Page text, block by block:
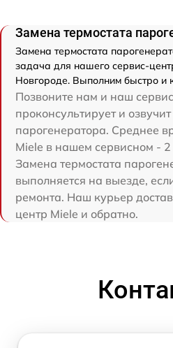
Замена термостата
Замена термостата
задача для нашего сервис-
Новгороде. Выполним быстро и
Позвоните нам и наш
проконсультирует и
парогенератора. Среднее
Miele в нашем сервисном - 2
Замена термостата
выполняется на выезде,
ремонта. Наш курьер
центр Miele и обратно.